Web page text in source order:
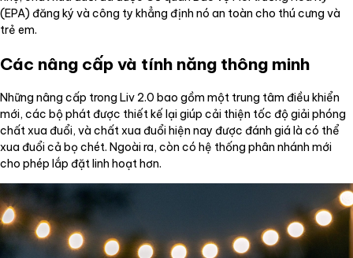
(EPA) đăng ký và công ty khẳng định nó an toàn cho thú cưng và
trẻ em.
Các nâng cấp và tính năng thông minh
Những nâng cấp trong Liv 2.0 bao gồm một trung tâm điều khiển
mới, các bộ phát được thiết kế lại giúp cải thiện tốc độ giải phóng
chất xua đuổi, và chất xua đuổi hiện nay được đánh giá là có thể
xua đuổi cả bọ chét. Ngoài ra, còn có hệ thống phân nhánh mới
cho phép lắp đặt linh hoạt hơn.